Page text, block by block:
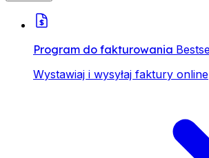
Program do fakturowania
Wystawiaj i wysyłaj faktury online